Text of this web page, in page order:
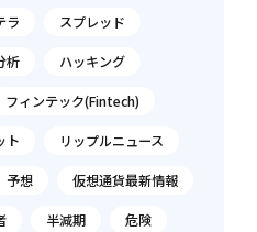
ラ
スプレッド
析
ハッキング
フィンテック(Fintech)
ト
リップルニュース
予想
仮想通貨最新情報
半減期
危険